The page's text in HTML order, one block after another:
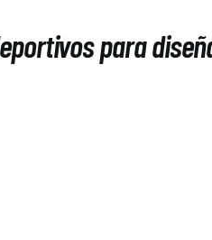
para